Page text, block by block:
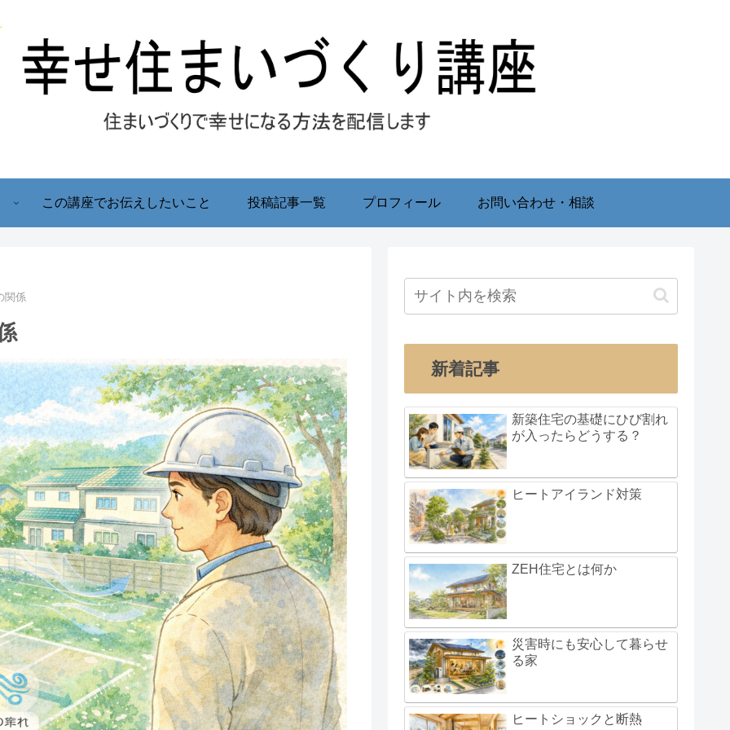
この講座でお伝えしたいこと 投稿記事一覧 プロフィール お問い合わせ・相談
関係
新着記事
新築住宅の基礎にひび割れ
が入ったらどうする？
ヒートアイランド対策
ZEH住宅とは何か
災害時にも安心して暮らせ
る家
ヒートショックと断熱